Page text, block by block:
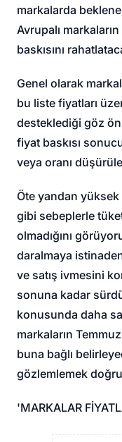
markalarda
Avrupalı
baskısını
Genel olarak
bu liste fiyatları
desteklediği göz
fiyat baskısı
veya oranı
Öte yandan
gibi sebeplerle
olmadığını
daralmaya
ve satış ivmesini
sonuna kadar
konusunda daha
markaların
buna bağlı
gözlemlemek
'MARKALAR